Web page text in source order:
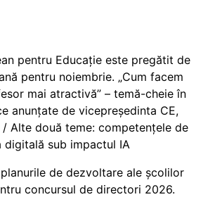
pentru Educație este pregătit de
pentru noiembrie. „Cum facem
mai atractivă” – temă-cheie în
anunțate de vicepreședinta CE,
/ Alte două teme: competențele de
digitală sub impactul IA
de dezvoltare ale școlilor
concursul de directori 2026.